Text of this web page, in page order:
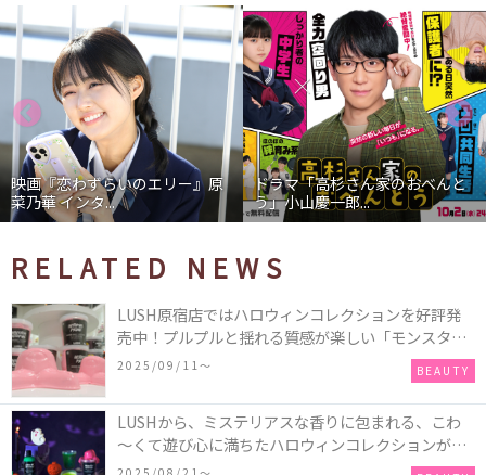
リー』原
ドラマ「高杉さん家のおべんと
う」小山慶一郎...
映画『わたしの幸せ
石あかり インタ...
RELATED NEWS
LUSH原宿店ではハロウィンコレクションを好評発
売中！プルプルと揺れる質感が楽しい「モンスター
オクトパス」や定番の「ゴースティー」「パンキン
2025/09/11〜 BEAUTY
LUSHから、ミステリアスな香りに包まれる、こわ
～くて遊び心に満ちたハロウィンコレクションが新
発売！頭と胴体に分かれたバスアイテムを組み合わ